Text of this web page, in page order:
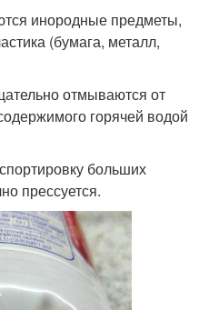
инородные предметы,
(бумага, металл,
отмываются от
горячей водой
больших
прессуется.